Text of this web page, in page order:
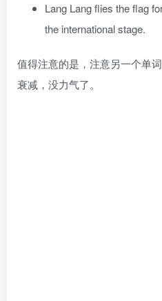
Lang Lang flies the flag
the international stage.
值得注意的是，注意另一个单
衰减，没力气了。